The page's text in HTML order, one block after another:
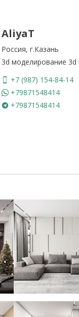
AliyaT
Россия, г.Казань
3d моделирование 3d
+7 (987) 154-84-14
+79871548414
+79871548414